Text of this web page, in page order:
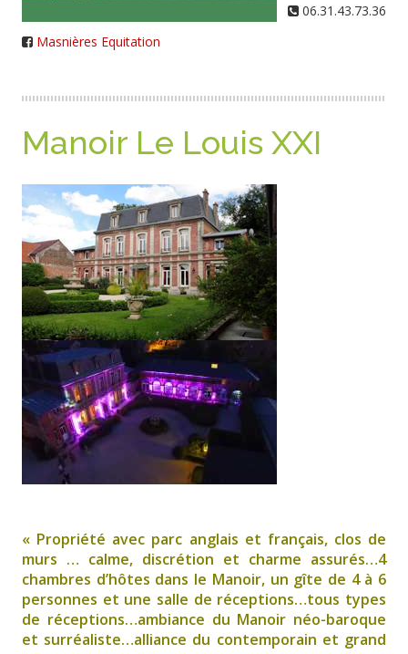
06.31.43.73.36
Masnières Equitation
Manoir Le Louis XXI
« Propriété avec parc anglais et français, clos de
murs … calme, discrétion et charme assurés…4
chambres d’hôtes dans le Manoir, un gîte de 4 à 6
personnes et une salle de réceptions…tous types
de réceptions…ambiance du Manoir néo-baroque
et surréaliste…alliance du contemporain et grand